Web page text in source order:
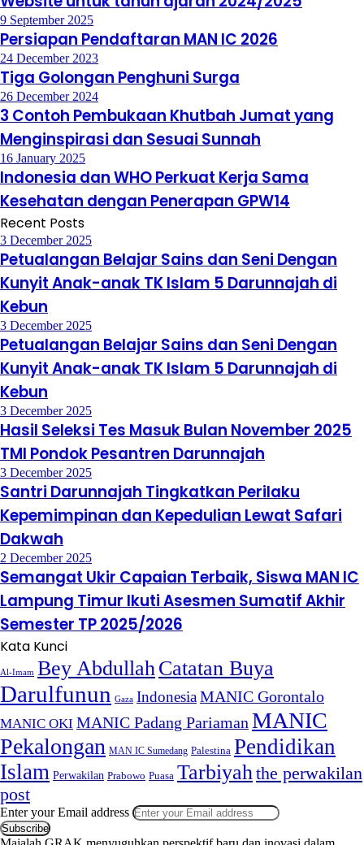
9 September 2025
Persiapan Pendaftaran MAN IC 2026
24 December 2023
Tiga Golongan Penghuni Surga
26 December 2024
3 Contoh Pembukaan Khutbah Jumat yang
Menginspirasi dan Sesuai Sunnah
16 January 2025
Indonesia dan WHO Perkuat Kerja Sama
Kesehatan dengan Penerapan GPW14
Recent Posts
3 December 2025
Petualangan Belajar Sains dan Seni Dengan
Kunyit Anak-anak TK Islam 5 Darunnajah di
Kebun
3 December 2025
Petualangan Belajar Sains dan Seni Dengan
Kunyit Anak-anak TK Islam 5 Darunnajah di
Kebun
3 December 2025
Hasil Seleksi Tes Masuk Bulan November 2025
TMI Pondok Pesantren Darunnajah
3 December 2025
Santri Darunnajah Tingkatkan Perilaku
Kepemimpinan dan Kepedulian Lewat Safari
Dakwah
2 December 2025
Semangat Ukir Capaian Terbaik, Siswa MAN IC
Lampung Timur Ikuti Asesmen Sumatif Akhir
Semester TP 2025/2026
Kata Kunci
Al-Imam Bey AbdullahCatatan Buya
Darulfunun Gaza IndonesiaMANIC Gorontalo
MANIC OKI MANIC Padang Pariaman MANIC
Pekalongan MAN IC Sumedang Palestina Pendidikan
Islam Perwakilan Prabowo Puasa Tarbiyahthe perwakilan
post
Enter your Email address